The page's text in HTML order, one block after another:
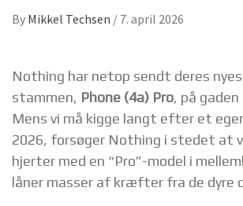
By Mikkel Techsen / 7. april 2026
Nothing har netop sendt deres
stammen, Phone (4a) Pro, på gaden
Mens vi må kigge langt efter et
2026, forsøger Nothing i stedet at
hjerter med en “Pro”-model i
låner masser af kræfter fra de dyre